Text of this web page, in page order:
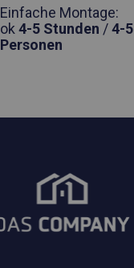
Einfache Montage:
ok 4-5 Stunden /4-5
Personen